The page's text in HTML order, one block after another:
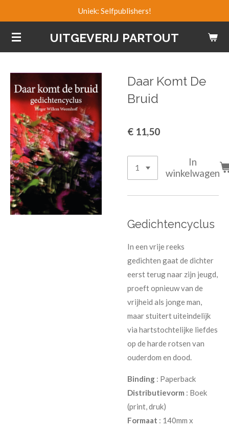
naar
de
UITGEVERIJ PARTOUT
Uniek: Selfpublishers!
Daar Komt De
Bruid
€ 11,50
In
winkelwagen
Gedichtencyclus
In een vrije reeks
gedichten gaat de dichter
eerst terug naar zijn jeugd,
proeft opnieuw van de
vrijheid als jonge man,
maar stuitert uiteindelijk
via hartstochtelijke liefdes
op de harde rotsen van
ouderdom en dood.
Binding : Paperback
Distributievorm : Boek
(print, druk)
Formaat : 140mm x